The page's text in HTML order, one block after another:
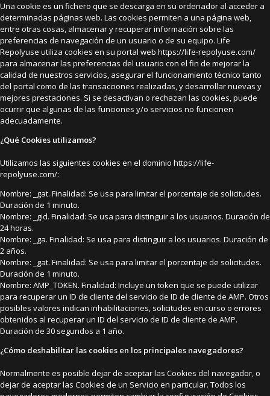
Una cookie es un fichero que se descarga en su ordenador al acceder a
determinadas páginas web. Las cookies permiten a una página web,
entre otras cosas, almacenar y recuperar información sobre las
preferencias de navegación de un usuario o de su equipo. Life
Repolyuse utiliza cookies en su portal web https://life-repolyuse.com/
para almacenar las preferencias del usuario con el fin de mejorar la
calidad de nuestros servicios, asegurar el funcionamiento técnico tanto
del portal como de las transacciones realizadas, y desarrollar nuevas y
mejores prestaciones. Si se desactivan o rechazan las cookies, puede
ocurrir que algunas de las funciones y/o servicios no funcionen
adecuadamente.
¿Qué Cookies utilizamos?
Utilizamos las siguientes cookies en el dominio https://life-
repolyuse.com/:
Nombre: _gat. Finalidad: Se usa para limitar el porcentaje de solicitudes.
Duración de 1 minuto.
Nombre: _gid. Finalidad: Se usa para distinguir a los usuarios. Duración de
24 horas.
Nombre: _ga. Finalidad: Se usa para distinguir a los usuarios. Duración de
2 años.
Nombre: _gat. Finalidad: Se usa para limitar el porcentaje de solicitudes.
Duración de 1 minuto.
Nombre: AMP_TOKEN. Finalidad: Incluye un token que se puede utilizar
para recuperar un ID de cliente del servicio de ID de cliente de AMP. Otros
posibles valores indican inhabilitaciones, solicitudes en curso o errores
obtenidos al recuperar un ID del servicio de ID de cliente de AMP.
Duración de 30 segundos a 1 año.
¿Cómo deshabilitar las cookies en los principales navegadores?
Normalmente es posible dejar de aceptar las Cookies del navegador, o
dejar de aceptar las Cookies de un Servicio en particular. Todos los